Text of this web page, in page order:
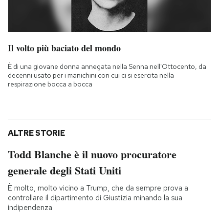
Il volto più baciato del mondo
È di una giovane donna annegata nella Senna nell'Ottocento, da
decenni usato per i manichini con cui ci si esercita nella
respirazione bocca a bocca
ALTRE STORIE
Todd Blanche è il nuovo procuratore
generale degli Stati Uniti
È molto, molto vicino a Trump, che da sempre prova a
controllare il dipartimento di Giustizia minando la sua
indipendenza